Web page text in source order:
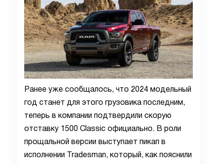
Ранее уже сообщалось, что 2024 модельный
год станет для этого грузовика последним,
теперь в компании подтвердили скорую
отставку 1500 Classic официально. В роли
прощальной версии выступает пикап в
исполнении Tradesman, который, как пояснили